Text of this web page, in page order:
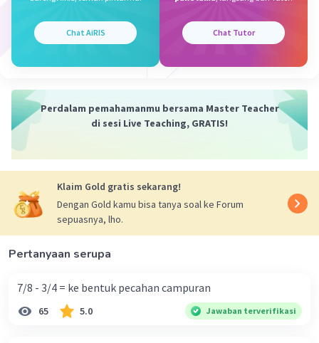
Chat AiRIS Chat Tutor
Perdalam pemahamanmu bersama Master Teacher
di sesi Live Teaching, GRATIS!
Klaim Gold gratis sekarang!
Dengan Gold kamu bisa tanya soal ke Forum
sepuasnya, lho.
Pertanyaan serupa
7/8 - 3/4 = ke bentuk pecahan campuran
65 5.0 Jawaban terverifikasi